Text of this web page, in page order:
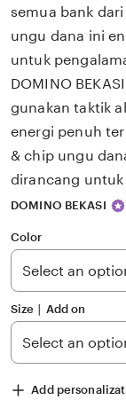
semua bank
ungu dana ini
untuk
DOMINO
gunakan taktik
energi penuh
& chip ungu
dirancang untuk
DOMINO BEKASI
Color
Size ∣ Add on
Add